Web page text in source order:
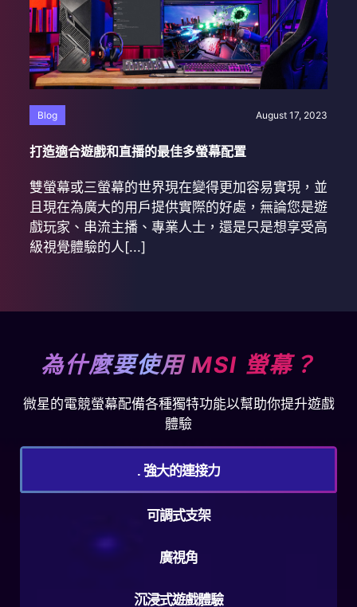
Blog August 17, 2023
打造適合遊戲和直播的最佳多螢幕配置
雙螢幕或三螢幕的世界現在變得更加容易實現，並
且現在為廣大的用戶提供實際的好處，無論您是遊
戲玩家、串流主播、專業人士，還是只是想享受高
級視覺體驗的人[...]
為什麼要使用 MSI 螢幕？
微星的電競螢幕配備各種獨特功能以幫助你提升遊戲
體驗
. 強大的連接力
可調式支架
廣視角
沉浸式遊戲體驗